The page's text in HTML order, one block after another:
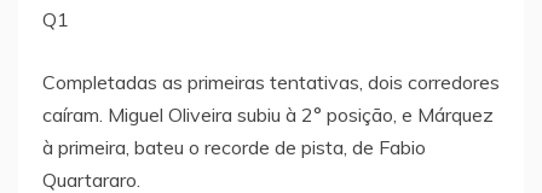
Q1
Completadas as primeiras tentativas, dois corredores
caíram. Miguel Oliveira subiu à 2° posição, e Márquez
à primeira, bateu o recorde de pista, de Fabio
Quartararo.